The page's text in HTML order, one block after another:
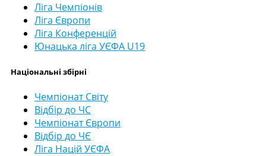
Ліга Чемпіонів
Ліга Європи
Ліга Конференцій
Юнацька ліга УЄФА U19
Національні збірні
Чемпіонат Світу
Відбір до ЧС
Чемпіонат Європи
Відбір до ЧЄ
Ліга Націй УЄФА